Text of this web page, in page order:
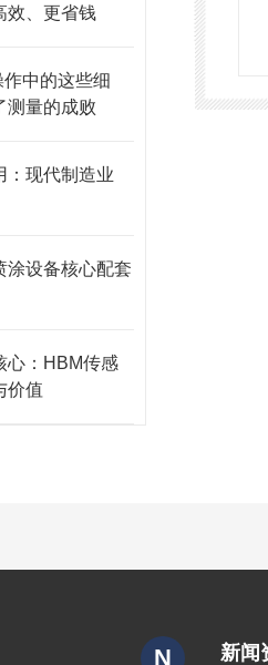
效、更省钱
中的这些细
测量的成败
：现代制造业
涂设备核心配套
心：HBM传感
价值
N 新闻